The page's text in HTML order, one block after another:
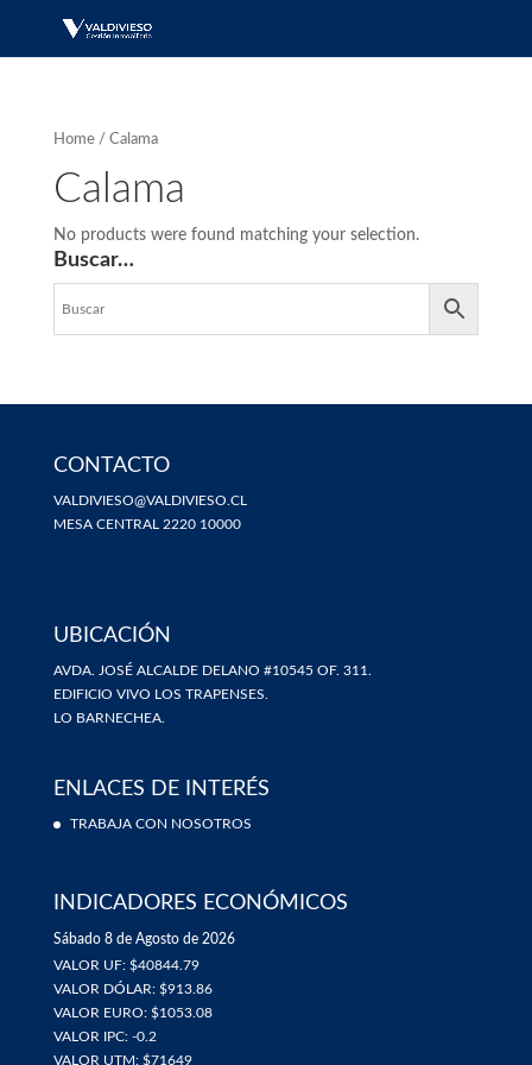
Home/ Calama
Calama
No products were found matching your selection.
Buscar…
CONTACTO
VALDIVIESO@VALDIVIESO.CL
MESA CENTRAL 2220 10000
UBICACIÓN
AVDA. JOSÉ ALCALDE DELANO #10545 OF. 311.
EDIFICIO VIVO LOS TRAPENSES.
LO BARNECHEA.
ENLACES DE INTERÉS
TRABAJA CON NOSOTROS
INDICADORES ECONÓMICOS
Sábado 8 de Agosto de 2026
VALOR UF: $40844.79
VALOR DÓLAR: $913.86
VALOR EURO: $1053.08
VALOR IPC: -0.2
VALOR UTM: $71649